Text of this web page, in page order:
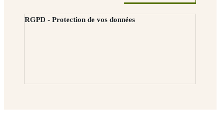
RGPD - Protection de vos données